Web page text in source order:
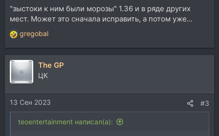
"зыстоки к ним были морозы" 1.36 и в ряде других
мест. Может это сначала исправить, а потом уже...
Р
е
а
к
ц
и
и
:
gregobal
The GP
ЦК
13 Сен 2023 #3
teoentertainment написал(а):